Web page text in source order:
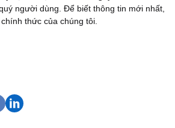
người dùng. Để biết thông tin mới nhất,
thức của chúng tôi.